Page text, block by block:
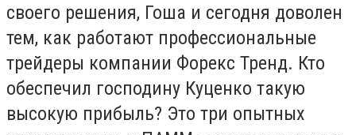
своего решения, Гоша и сегодня доволен
тем, как работают профессиональные
трейдеры компании Форекс Тренд. Кто
обеспечил господину Куценко такую
высокую прибыль? Это три опытных